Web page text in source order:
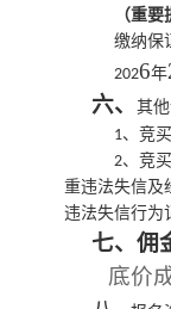
（重要
缴纳保
2026年
六、其
1、竞
2、竞
重违法失信及
违法失信行为
七、佣
底价